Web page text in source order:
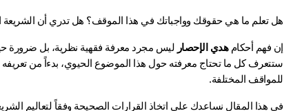
هل تعلم ما هي حقوقك وواجباتك في هذا الموقف؟ هل تدري أن الشريعة
إن فهم أحكام هدي الإحصار
للمواقف المختلفة.